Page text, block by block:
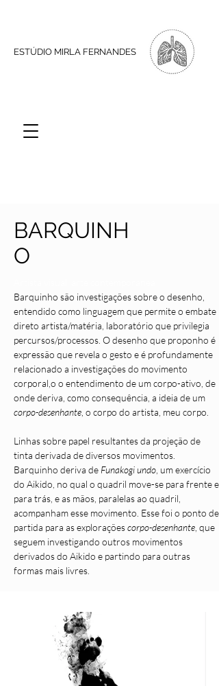
ESTÚDIO MIRLA FERNANDES
BARQUINH
O
Barquinho são investigações sobre o desenho,
entendido como linguagem que permite o embate
direto artista/matéria, laboratório que privilegia
percursos/processos. O desenho que proponho é
expressão que revela o gesto e é profundamente
relacionado a investigações do movimento
corporal,o o entendimento de um corpo-ativo, de
onde deriva, como consequência, a ideia de um
corpo-desenhante , o corpo do artista, meu corpo.
Linhas sobre papel resultantes da projeção de
tinta derivada de diversos movimentos.
Barquinho deriva de Funakogi undo , um exercício
do Aikido, no qual o quadril move-se para frente e
para trás, e as mãos, paralelas ao quadril,
acompanham esse movimento. Esse foi o ponto de
partida para as exploraçõescorpo-desenhante , que
seguem investigando outros movimentos
derivados do Aikido e partindo para outras
formas mais livres.